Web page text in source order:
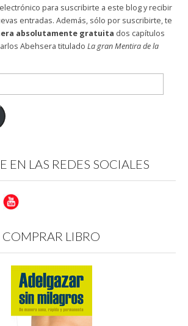
para suscribirte a este blog y recibir
entradas. Además, sólo por suscribirte, te
absolutamente gratuita dos capítulos
Abehsera titulado La gran Mentira de la
EN LAS REDES SOCIALES
COMPRAR LIBRO